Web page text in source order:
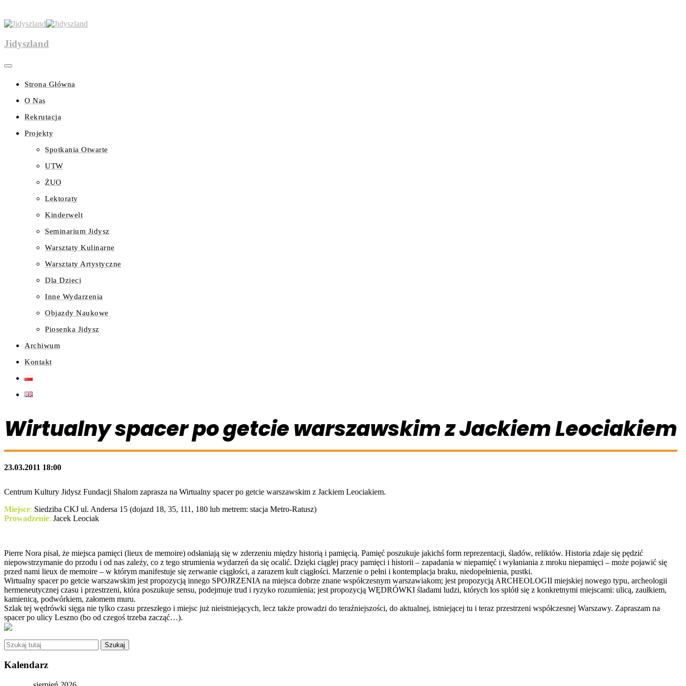
Jidyszland
Strona Główna
O Nas
Rekrutacja
Projekty
Spotkania Otwarte
UTW
ŻUO
Lektoraty
Kinderwelt
Seminarium Jidysz
Warsztaty Kulinarne
Warsztaty Artystyczne
Dla Dzieci
Inne Wydarzenia
Objazdy Naukowe
Piosenka Jidysz
Archiwum
Kontakt
Wirtualny spacer po getcie warszawskim z Jackiem Leociakiem
23.03.2011 18:00
Centrum Kultury Jidysz Fundacji Shalom zaprasza na Wirtualny spacer po getcie warszawskim z Jackiem Leociakiem.
Miejsce: Siedziba CKJ ul. Andersa 15 (dojazd 18, 35, 111, 180 lub metrem: stacja Metro-Ratusz)
Prowadzenie: Jacek Leociak
Pierre Nora pisał, że miejsca pamięci (lieux de memoire) odsłaniają się w zderzeniu między historią i pamięcią. Pamięć poszukuje jakichś form reprezentacji, śladów, reliktów. Historia zdaje się pędzić
niepowstrzymanie do przodu i od nas zależy, co z tego strumienia wydarzeń da się ocalić. Dzięki ciągłej pracy pamięci i historii – zapadania w niepamięć i wyłaniania z mroku niepamięci – może pojawić się
przed nami lieux de memoire – w którym manifestuje się zerwanie ciągłości, a zarazem kult ciągłości. Marzenie o pełni i kontemplacja braku, niedopełnienia, pustki.
Wirtualny spacer po getcie warszawskim jest propozycją innego SPOJRZENIA na miejsca dobrze znane współczesnym warszawiakom; jest propozycją ARCHEOLOGII miejskiej nowego typu, archeologii
hermeneutycznej czasu i przestrzeni, która poszukuje sensu, podejmuje trud i ryzyko rozumienia; jest propozycją WĘDRÓWKI śladami ludzi, których los splótł się z konkretnymi miejscami: ulicą, zaułkiem,
kamienicą, podwórkiem, załomem muru.
Szlak tej wędrówki sięga nie tylko czasu przeszłego i miejsc już nieistniejących, lecz także prowadzi do teraźniejszości, do aktualnej, istniejącej tu i teraz przestrzeni współczesnej Warszawy. Zapraszam na
spacer po ulicy Leszno (bo od czegoś trzeba zacząć…).
Kalendarz